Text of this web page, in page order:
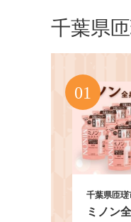
千葉県
千葉県匝瑳
ミノン